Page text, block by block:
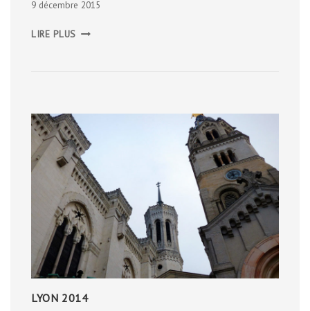
9 décembre 2015
LIRE PLUS DRAILLES
LYON 2014